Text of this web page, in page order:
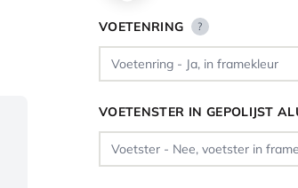
VOETENRING ?
VOETENSTER IN GEPOLIJST